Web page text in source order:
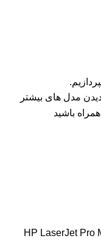
مدل های بیشتر
همراه باشید